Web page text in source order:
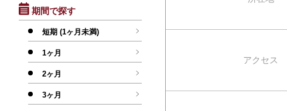
期間で探す
短期 (1ヶ月未満)
1ヶ月
2ヶ月
3ヶ月
アクセス